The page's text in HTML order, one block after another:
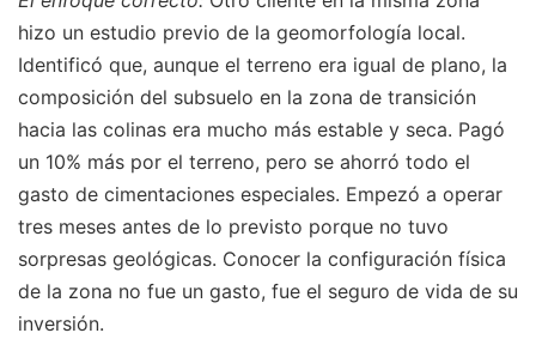
hizo un estudio previo de la geomorfología local.
Identificó que, aunque el terreno era igual de plano, la
composición del subsuelo en la zona de transición
hacia las colinas era mucho más estable y seca. Pagó
un 10% más por el terreno, pero se ahorró todo el
gasto de cimentaciones especiales. Empezó a operar
tres meses antes de lo previsto porque no tuvo
sorpresas geológicas. Conocer la configuración física
de la zona no fue un gasto, fue el seguro de vida de su
inversión.